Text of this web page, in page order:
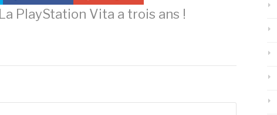
La PlayStation Vita a trois ans !